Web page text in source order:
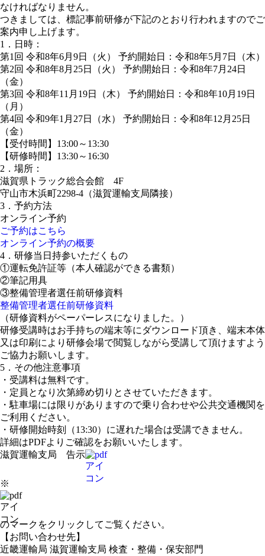
なければなりません。
つきましては、標記事前研修が下記のとおり行われますのでご
案内申し上げます。
1．日時：
第1回 令和8年6月9日（火） 予約開始日：令和8年5月7日（木）
第2回 令和8年8月25日（火） 予約開始日：令和8年7月24日
（金）
第3回 令和8年11月19日（木） 予約開始日：令和8年10月19日
（月）
第4回 令和9年1月27日（水） 予約開始日：令和8年12月25日
（金）
【受付時間】13:00～13:30
【研修時間】13:30～16:30
2．場所：
滋賀県トラック総合会館 4F
守山市木浜町2298-4（滋賀運輸支局隣接）
3．予約方法
オンライン予約
ご予約はこちら
オンライン予約の概要
4．研修当日持参いただくもの
①運転免許証等（本人確認ができる書類）
②筆記用具
③整備管理者選任前研修資料
整備管理者選任前研修資料
（研修資料がペーパーレスになりました。）
研修受講時はお手持ちの端末等にダウンロード頂き、端末本体
又は印刷により研修会場で閲覧しながら受講して頂けますよう
ご協力お願いします。
5．その他注意事項
・受講料は無料です。
・定員となり次第締め切りとさせていただきます。
・駐車場には限りがありますので乗り合わせや公共交通機関を
ご利用ください。
・研修開始時刻（13:30）に遅れた場合は受講できません。
詳細はPDFよりご確認をお願いいたします。
滋賀運輸支局 告示
※
のマークをクリックしてご覧ください。
【お問い合わせ先】
近畿運輸局 滋賀運輸支局 検査・整備・保安部門